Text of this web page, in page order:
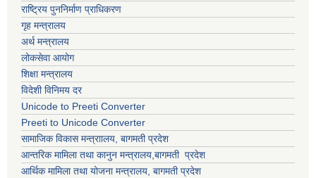
राष्ट्रिय पुननिर्माण प्राधिकरण
गृह मन्त्रालय
अर्थ मन्त्रालय
लोकसेवा आयोग
शिक्षा मन्त्रालय
विदेशी विनिमय दर
Unicode to Preeti Converter
Preeti to Unicode Converter
सामाजिक विकास मन्त्राालय, बागमती प्रदेश
आन्तरिक मामिला तथा कानुन मन्त्रालय,बागमती प्रदेश
आर्थिक मामिला तथा योजना मन्त्रालय, बागमती प्रदेश